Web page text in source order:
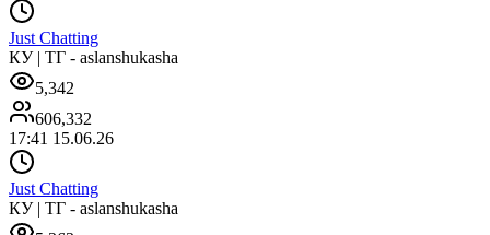
Just Chatting
КУ | ТГ - aslanshukasha
5,342
606,332
17:41 15.06.26
Just Chatting
КУ | ТГ - aslanshukasha